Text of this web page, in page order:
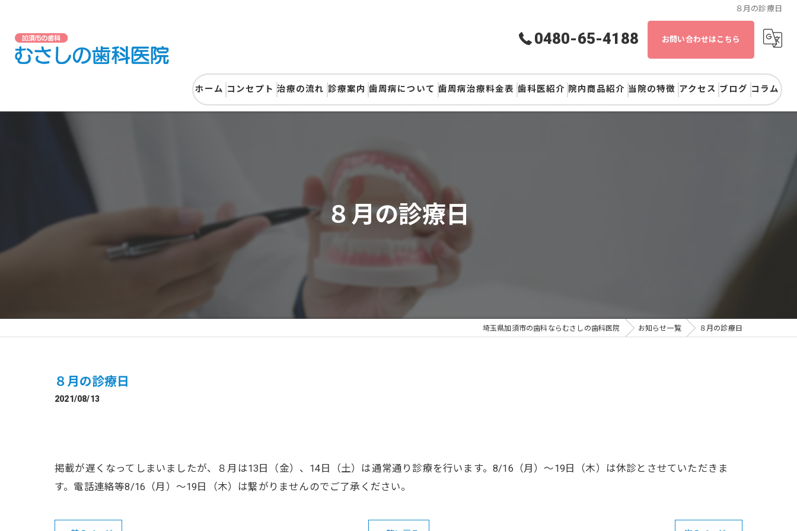
８月の診療日
0480-65-4188 お問い合わせはこちら
ホーム コンセプト 治療の流れ 診療案内 歯周病について 歯周病治療料金表 歯科医紹介 院内商品紹介 当院の特徴 アクセス ブログ コラム
８月の診療日
埼玉県加須市の歯科ならむさしの歯科医院 お知らせ一覧 ８月の診療日
８月の診療日
2021/08/13
掲載が遅くなってしまいましたが、８月は13日（金）、14日（土）は通常通り診療を行います。8/16（月）～19日（木）は休診とさせていただきま
す。電話連絡等8/16（月）～19日（木）は繋がりませんのでご了承ください。